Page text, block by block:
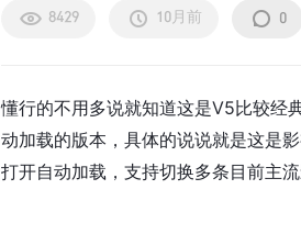
8429 10月前 0
懂行的不用多说就知道这是V5比较经
动加载的版本，具体的说说就是这是
打开自动加载，支持切换多条目前主流